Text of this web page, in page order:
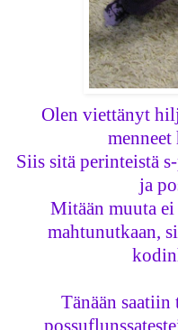
Olen viettänyt
Siis sitä perinteistä
ja
Mitään muuta ei
mahtunutkaan,
Tänään